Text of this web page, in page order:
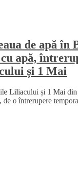
de apă în
apă,
și 1 Mai
Liliacului și 1 Mai din
de o întrerupere